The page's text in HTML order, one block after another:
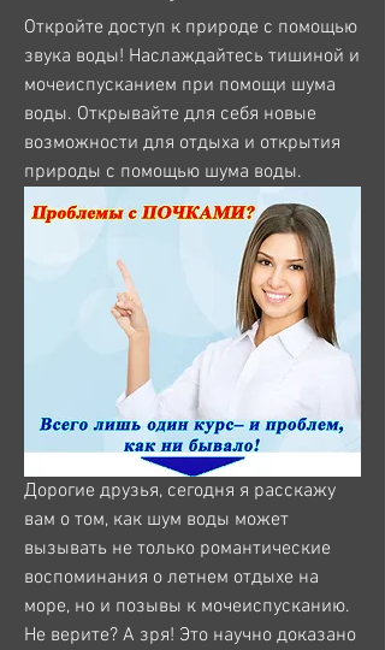
Откройте доступ к природе с помощью
звука воды! Наслаждайтесь тишиной и
мочеиспусканием при помощи шума
воды. Открывайте для себя новые
возможности для отдыха и открытия
природы с помощью шума воды.
Дорогие друзья, сегодня я расскажу
вам о том, как шум воды может
вызывать не только романтические
воспоминания о летнем отдыхе на
море, но и позывы к мочеиспусканию.
Не верите? А зря! Это научно доказано